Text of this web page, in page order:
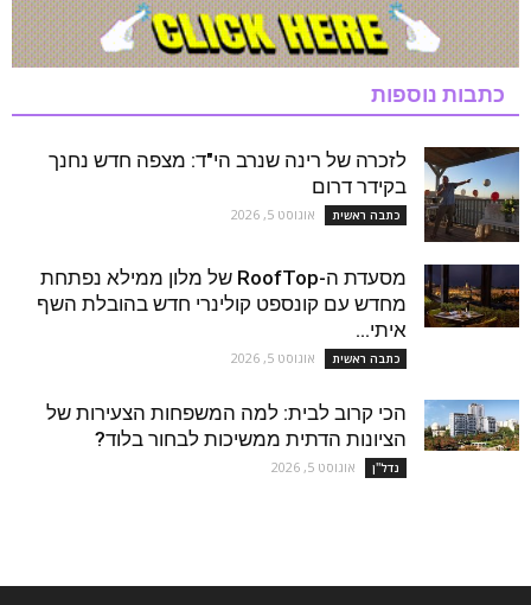
כתבות נוספות
לזכרה של רינה שנרב הי"ד: מצפה חדש נחנך
בקידר דרום
כתבה ראשית אוגוסט 5, 2026
מסעדת ה-RoofTop של מלון ממילא נפתחת
מחדש עם קונספט קולינרי חדש בהובלת השף
איתי...
כתבה ראשית אוגוסט 5, 2026
הכי קרוב לבית: למה המשפחות הצעירות של
הציונות הדתית ממשיכות לבחור בלוד?
נדל''ן אוגוסט 5, 2026